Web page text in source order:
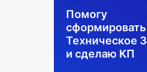
Помогу
сформировать
Техническое
и сделаю КП